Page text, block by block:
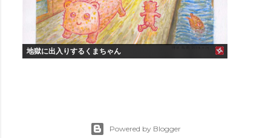
地獄に出入りするくまちゃん
Powered by Blogger